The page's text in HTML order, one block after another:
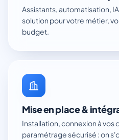
Assistants, automatisation,
solution pour votre métier,
budget.
Mise en place &
Installation, connexion à vos
paramétrage sécurisé : on